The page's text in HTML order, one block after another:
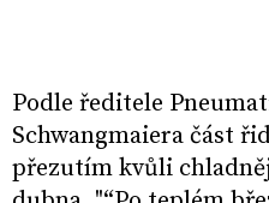
Podle ředitele
Schwangmaiera část
přezutím kvůli